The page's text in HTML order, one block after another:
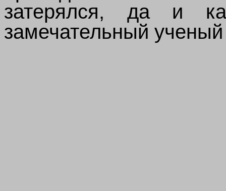
затерялся, да и
замечательный ученый